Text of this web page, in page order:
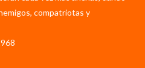
compatriotas y